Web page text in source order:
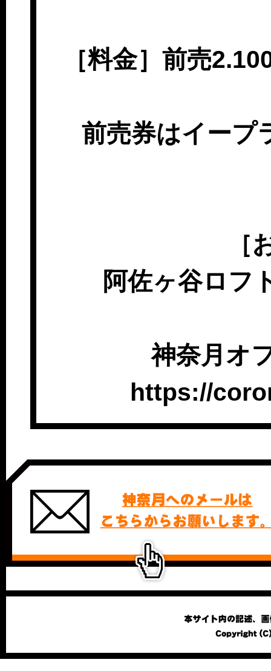
［料金］前売
前売券はイープ
［
阿佐ヶ谷ロフ
神奈月オ
https://